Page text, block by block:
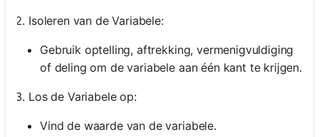
Isoleren van de Variabele:
Gebruik optelling, aftrekking, vermenigvuldiging
of deling om de variabele aan één kant te krijgen.
Los de Variabele op:
Vind de waarde van de variabele.